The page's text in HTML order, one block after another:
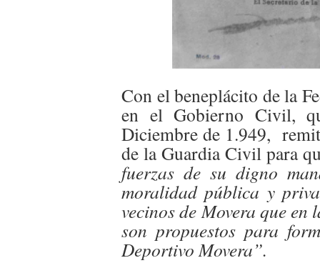
Con el beneplácito de la
en el Gobierno Civil,
Diciembre de 1.949,
de la Guardia Civil para
fuerzas de su digno
moralidad pública y
vecinos de Movera que
son propuestos para
Deportivo Movera”.